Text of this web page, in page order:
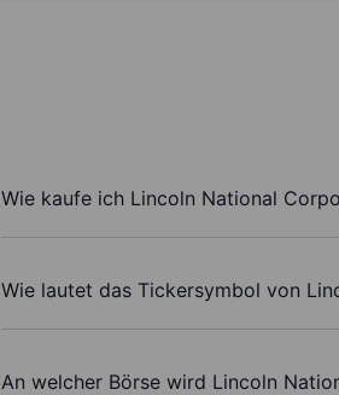
Wie kaufe ich Lincoln National
Wie lautet das Tickersymbol von
An welcher Börse wird Lincoln